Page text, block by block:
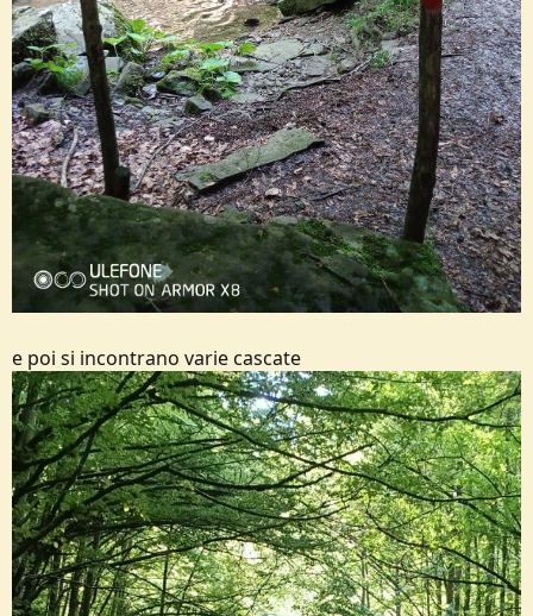
e poi si incontrano varie cascate